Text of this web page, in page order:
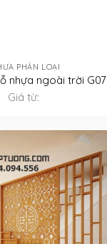
PHÂN LOẠI
nhựa ngoài trời G07
Giá từ: